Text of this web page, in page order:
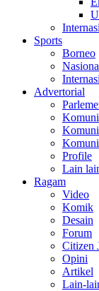
Sports
Borneo
Advertorial
Profile
Lain
Ragam
Video
Komik
Desain
Forum
Citizen
Opini
Artikel
Lain-